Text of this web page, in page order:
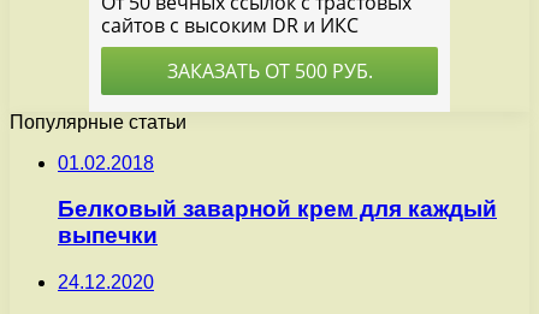
Популярные статьи
01.02.2018
Белковый заварной крем для каждый
выпечки
24.12.2020